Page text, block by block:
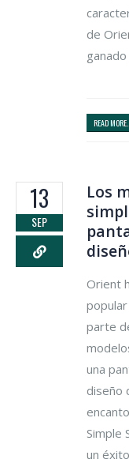
de
READ MORE...
13
SEP
Los
Orient
parte
una
diseño
Simple
un